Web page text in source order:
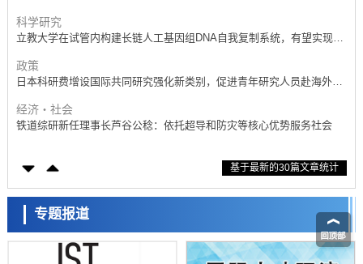
政策
日本科研费增设国际共同研究强化新类别，促进青年研究人员赴海外开
经济・社会
铁道综研新任理事长芦谷公稔：依托超导和防灾等核心优势服务社会
科学研究
东京大学通过叶绿体基因组编辑技术强化碳固定酶，成功提高光合作用
藤田医科大学等成功鉴定出非结核分枝杆菌生存的必需基因，首次揭示
经济・社会
【AI法下篇】如何应对AI的不可控性——中央大学平野晋教授专访
科学研究
日本学术会议：为保持土壤健康应采取哪些措施？探讨土壤保护与强化
基于最新的30篇文章统计
专题报道